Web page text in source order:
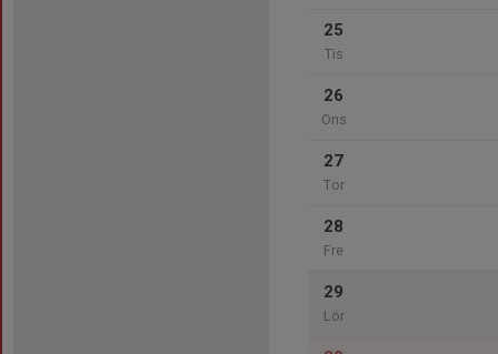
25
Tis
26
Ons
27
Tor
28
Fre
29
Lör